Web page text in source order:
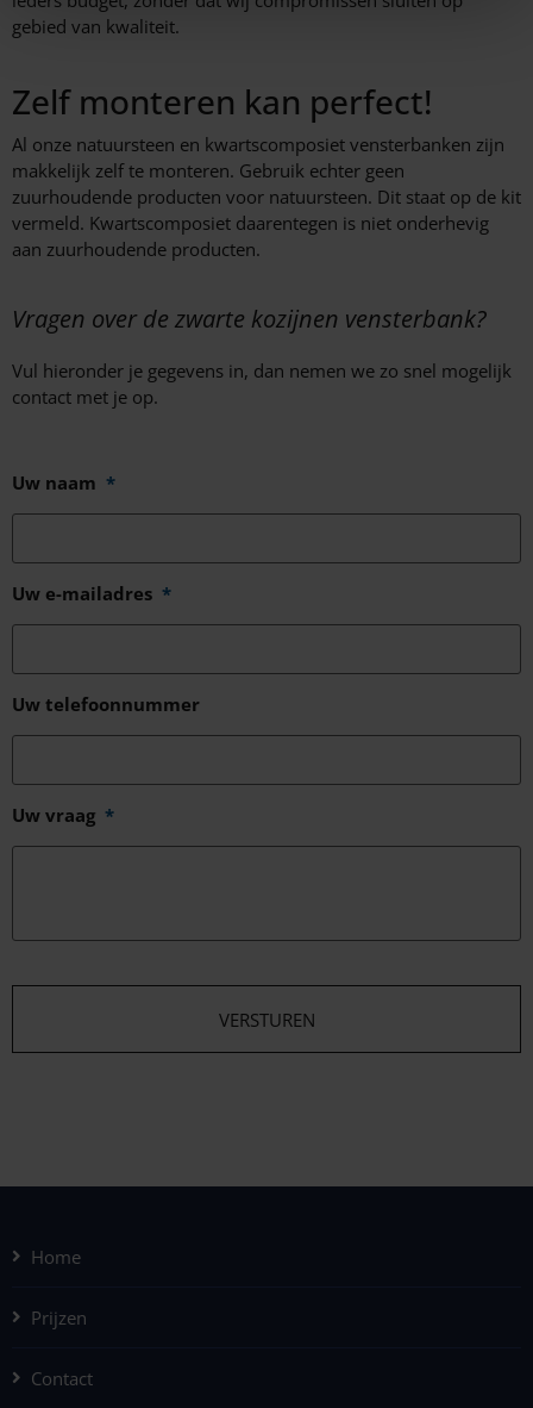
gebied van kwaliteit.
Zelf monteren kan perfect!
Al onze natuursteen en kwartscomposiet vensterbanken zijn
makkelijk zelf te monteren. Gebruik echter geen
zuurhoudende producten voor natuursteen. Dit staat op de kit
vermeld. Kwartscomposiet daarentegen is niet onderhevig
aan zuurhoudende producten.
Vragen over de zwarte kozijnen vensterbank?
Vul hieronder je gegevens in, dan nemen we zo snel mogelijk
contact met je op.
Uw naam *
Uw e-mailadres *
Uw telefoonnummer
Uw vraag *
Home
Prijzen
Contact